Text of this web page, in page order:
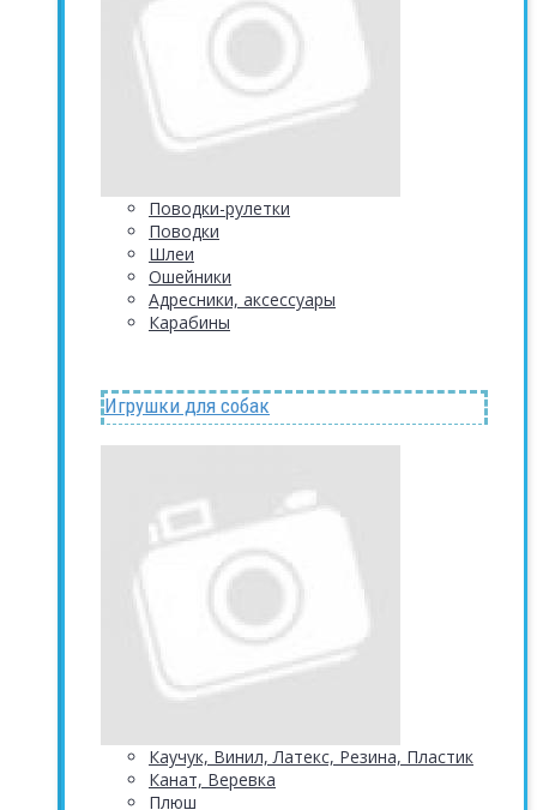
Поводки-рулетки
Поводки
Шлеи
Ошейники
Адресники, аксессуары
Карабины
Игрушки для собак
Каучук, Винил, Латекс, Резина, Пластик
Канат, Веревка
Плюш